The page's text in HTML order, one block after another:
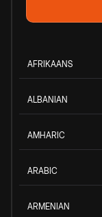
AFRIKAANS
ALBANIAN
AMHARIC
ARABIC
ARMENIAN